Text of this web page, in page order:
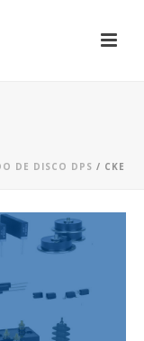
DE DISCO DPS / CKE